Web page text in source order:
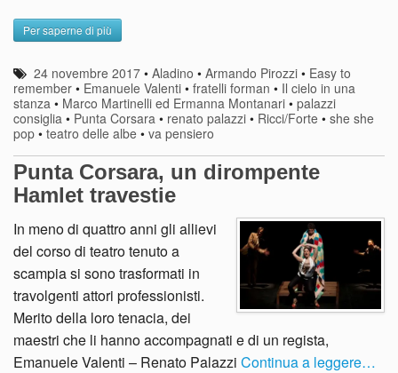
Per saperne di più
24 novembre 2017 •Aladino •Armando Pirozzi • Easy to
remember • Emanuele Valenti • fratelli forman • Il cielo in una
stanza • Marco Martinelli ed Ermanna Montanari • palazzi
consiglia • Punta Corsara • renato palazzi • Ricci/Forte • she she
pop • teatro delle albe • va pensiero
Punta Corsara, un dirompente
Hamlet travestie
In meno di quattro anni gli allievi
del corso di teatro tenuto a
scampia si sono trasformati in
travolgenti attori professionisti.
Merito della loro tenacia, dei
maestri che li hanno accompagnati e di un regista,
Emanuele Valenti – Renato Palazzi Continua a leggere…